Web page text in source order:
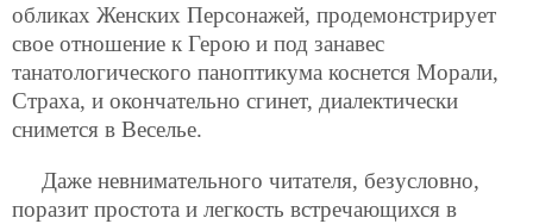
обликах Женских Персонажей, продемонстрирует
свое отношение к Герою и под занавес
танатологического паноптикума коснется Морали,
Страха, и окончательно сгинет, диалектически
снимется в Веселье.
Даже невнимательного читателя, безусловно,
поразит простота и легкость встречающихся в